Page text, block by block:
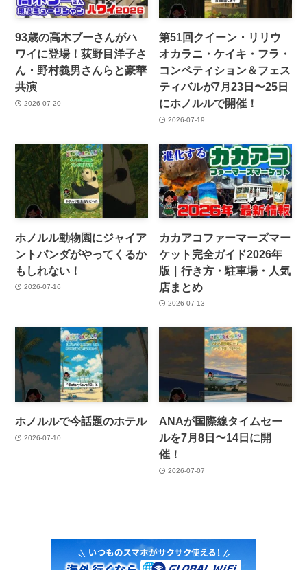
93歳の高木ブーさんがハ
ワイに登場！荻野目洋子さ
ん・野村義男さんらと豪華
共演
2026-07-20
第51回クイーン・リリウ
オカラニ・ケイキ・フラ・
コンペティション＆フェス
ティバルが7月23日〜25日
にホノルルで開催！
2026-07-19
ホノルル動物園にジャイア
ントパンダがやってくるか
もしれない！
2026-07-16
カカアコファーマーズマー
ケット完全ガイド2026年
版｜行き方・駐車場・人気
店まとめ
2026-07-13
ホノルルで今話題のホテル
2026-07-10
ANAが国際線タイムセー
ルを7月8日〜14日に開
催！
2026-07-07